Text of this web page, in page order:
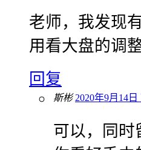
老师，我发现
用看大盘的调
回复
斯彬 2020年9月14日
可以，同时